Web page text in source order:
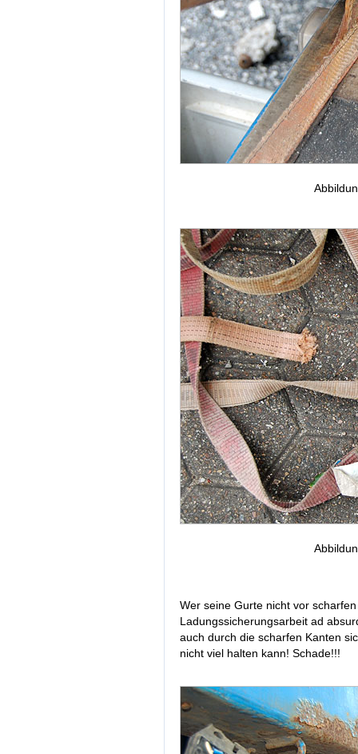
Wer seine Gurte nicht vor
Ladungssicherungsarbeit ad
auch durch die scharfen Kanten
nicht viel halten kann! Schade!!!